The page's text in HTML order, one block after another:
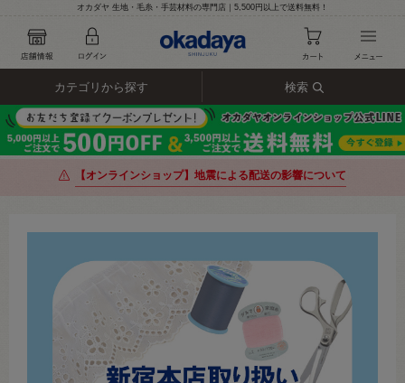
オカダヤ 生地・毛糸・手芸材料の専門店｜5,500円以上で送料無料！
カテゴリから探す 検索
【オンラインショップ】地震による配送の影響について